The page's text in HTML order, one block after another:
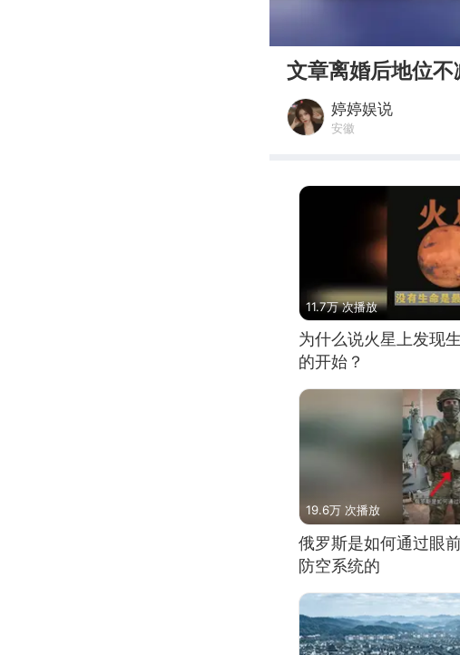
文章离婚后地位
婷婷娱说
安徽
11.7万 次播放
为什么说火星上发现
的开始？
19.6万 次播放
俄罗斯是如何通过眼
防空系统的